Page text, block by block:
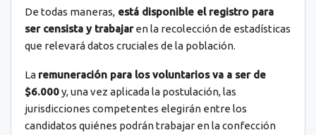
De todas maneras, está disponible el registro para
ser censista y trabajaren la recolección de estadísticas
que relevará datos cruciales de la población.
La remuneración para los voluntarios va a ser de
$6.000y, una vez aplicada la postulación, las
jurisdicciones competentes elegirán entre los
candidatos quiénes podrán trabajar en la confección